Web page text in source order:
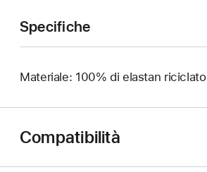
Specifiche
Materiale: 100% di elastan riciclato
Compatibilità